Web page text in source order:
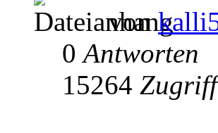
von
0Antworten
15264